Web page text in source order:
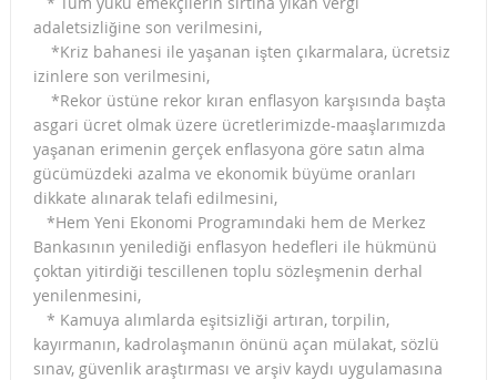
adaletsizliğine son verilmesini,
*Kriz bahanesi ile yaşanan işten çıkarmalara, ücretsiz
izinlere son verilmesini,
*Rekor üstüne rekor kıran enflasyon karşısında başta
asgari ücret olmak üzere ücretlerimizde-maaşlarımızda
yaşanan erimenin gerçek enflasyona göre satın alma
gücümüzdeki azalma ve ekonomik büyüme oranları
dikkate alınarak telafi edilmesini,
*Hem Yeni Ekonomi Programındaki hem de Merkez
Bankasının yenilediği enflasyon hedefleri ile hükmünü
çoktan yitirdiği tescillenen toplu sözleşmenin derhal
yenilenmesini,
* Kamuya alımlarda eşitsizliği artıran, torpilin,
kayırmanın, kadrolaşmanın önünü açan mülakat, sözlü
sınav, güvenlik araştırması ve arşiv kaydı uygulamasına